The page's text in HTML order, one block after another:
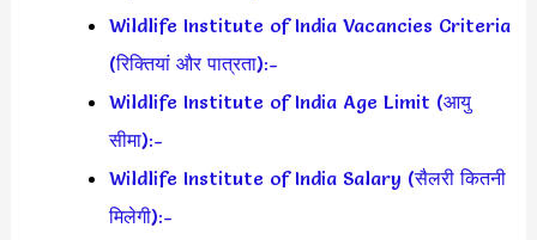
Wildlife Institute of India Vacancies Criteria
(रिक्तियां और पात्रता):-
Wildlife Institute of India Age Limit (आयु
सीमा):-
Wildlife Institute of India Salary (सैलरी कितनी
मिलेगी):-